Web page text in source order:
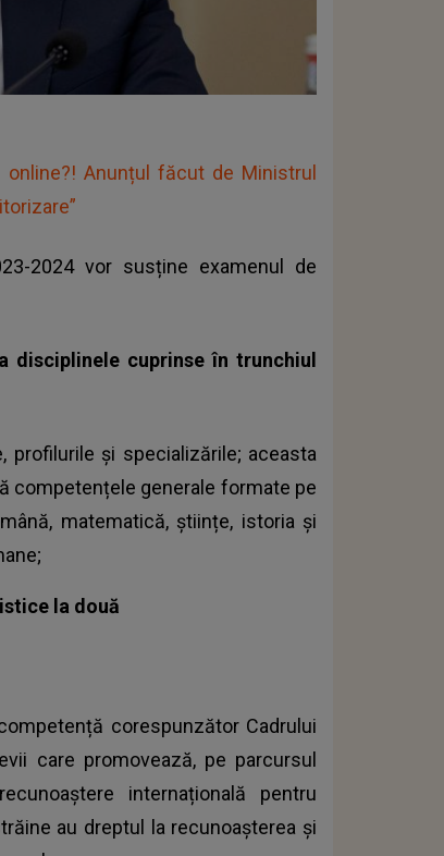
Anunțul făcut de Ministrul
2024 vor susține examenul de
disciplinele cuprinse în trunchiul
profilurile și specializările; aceasta
competențele generale formate pe
matematică, științe, istoria și
la două
corespunzător Cadrului
care promovează, pe parcursul
internațională pentru
au dreptul la recunoașterea și